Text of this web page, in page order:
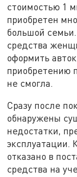
стоимостью 1
приобретен
большой
средства
оформить
приобретению
не смогла.
Сразу после
обнаружены
недостатки,
эксплуатации.
отказано в
средства на